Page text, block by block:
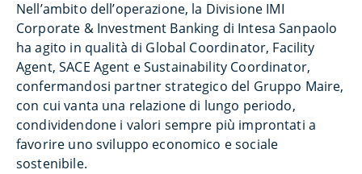
Nell’ambito dell’operazione, la Divisione IMI
Corporate & Investment Banking di Intesa Sanpaolo
ha agito in qualità di Global Coordinator, Facility
Agent, SACE Agent e Sustainability Coordinator,
confermandosi partner strategico del Gruppo Maire,
con cui vanta una relazione di lungo periodo,
condividendone i valori sempre più improntati a
favorire uno sviluppo economico e sociale
sostenibile.